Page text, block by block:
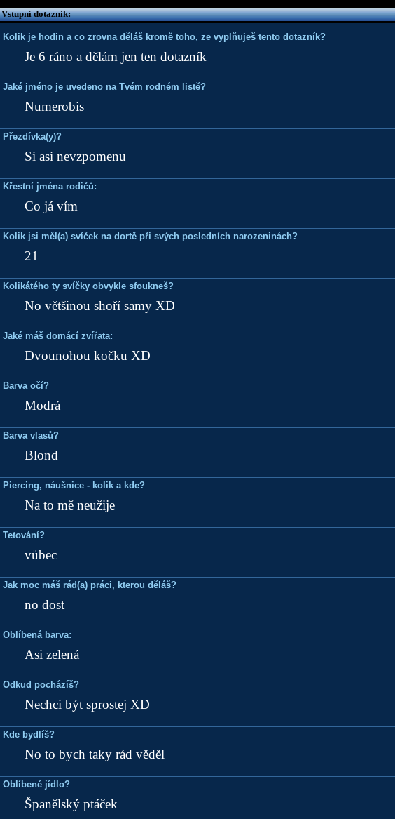
Vstupní dotazník:
Kolik je hodin a co zrovna děláš kromě toho, ze vyplňuješ tento dotazník?
Je 6 ráno a dělám jen ten dotazník
Jaké jméno je uvedeno na Tvém rodném listě?
Numerobis
Přezdívka(y)?
Si asi nevzpomenu
Křestní jména rodičů:
Co já vím
Kolik jsi měl(a) svíček na dortě při svých posledních narozeninách?
21
Kolikátého ty svíčky obvykle sfoukneš?
No většinou shoří samy XD
Jaké máš domácí zvířata:
Dvounohou kočku XD
Barva očí?
Modrá
Barva vlasů?
Blond
Piercing, náušnice - kolik a kde?
Na to mě neužije
Tetování?
vůbec
Jak moc máš rád(a) práci, kterou děláš?
no dost
Oblíbená barva:
Asi zelená
Odkud pocházíš?
Nechci být sprostej XD
Kde bydlíš?
No to bych taky rád věděl
Oblíbené jídlo?
Španělský ptáček